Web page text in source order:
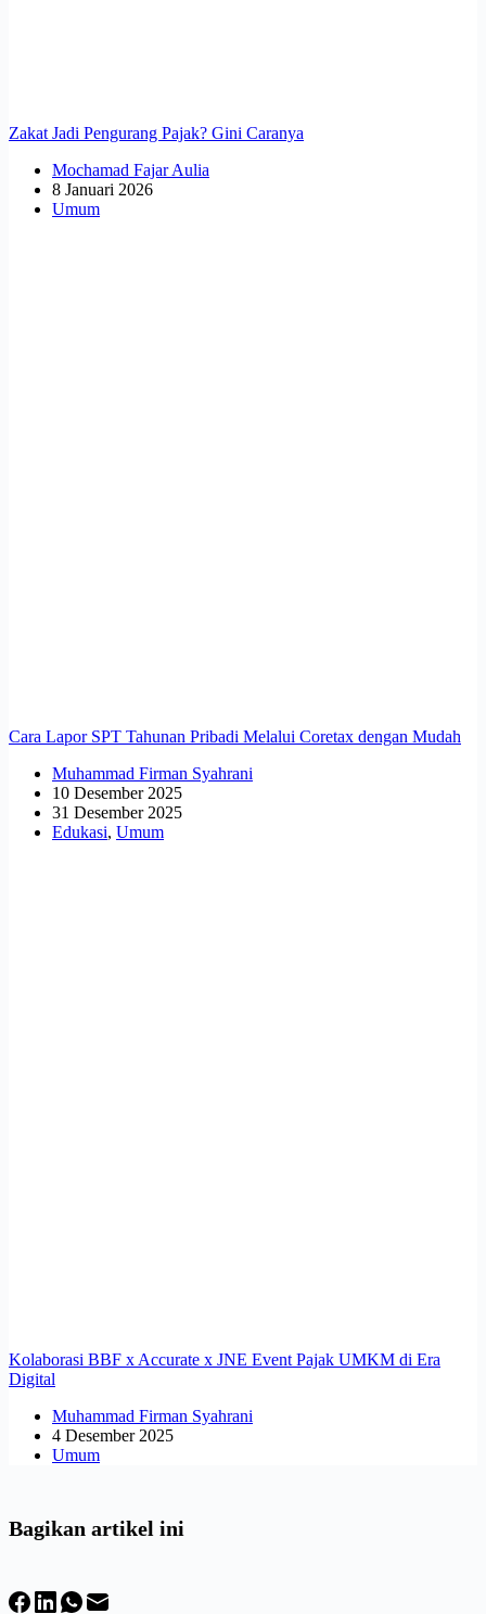
Zakat Jadi Pengurang Pajak? Gini Caranya
Mochamad Fajar Aulia
8 Januari 2026
Umum
Cara Lapor SPT Tahunan Pribadi Melalui Coretax dengan Mudah
Muhammad Firman Syahrani
10 Desember 2025
31 Desember 2025
Edukasi, Umum
Kolaborasi BBF x Accurate x JNE Event Pajak UMKM di Era
Digital
Muhammad Firman Syahrani
4 Desember 2025
Umum
Bagikan artikel ini